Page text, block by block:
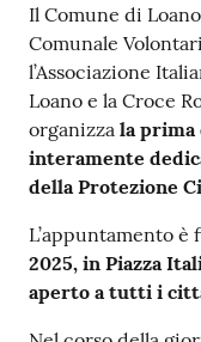
Il Comune di
Comunale
l’Associazione
Loano e la Croce
organizza la prima
interamente
della Protezione
L’appuntamento è
2025, in Piazza
aperto a tutti i